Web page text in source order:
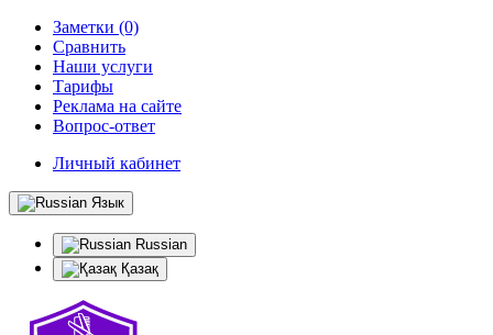
Заметки (0)
Сравнить
Наши услуги
Тарифы
Реклама на сайте
Вопрос-ответ
Личный кабинет
Язык
Russian
Қазақ